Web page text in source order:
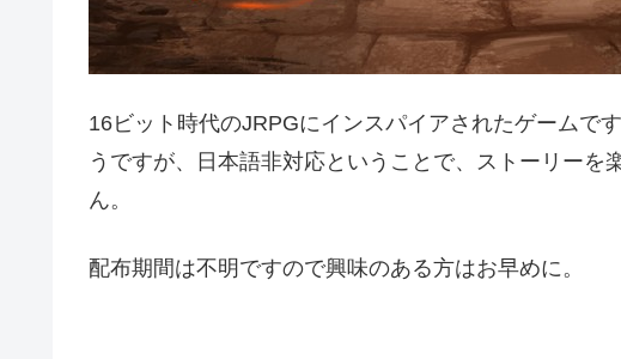
16ビット時代のJRPGにインスパイアされたゲームで
うですが、日本語非対応ということで、ストーリーを
ん。
配布期間は不明ですので興味のある方はお早めに。